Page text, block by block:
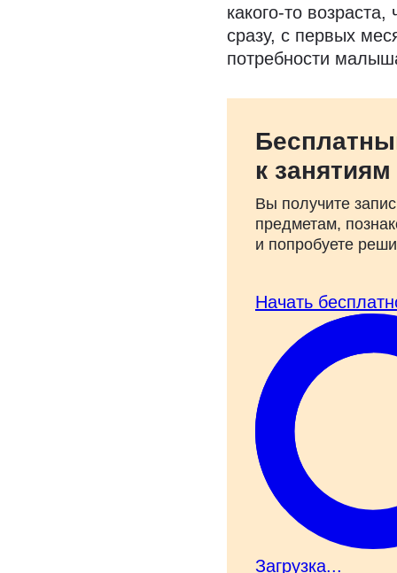
какого-то
сразу, с первых
потребности
к
Вы получите
предметам,
и попробуете
Начать
Загрузка...